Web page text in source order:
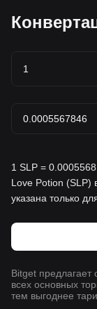
1 SLP =
Love Potion (SLP)
указана только
Bitget предлагает
всех основных
тем выгоднее